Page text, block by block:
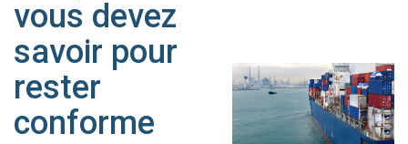
vous devez
savoir pour
rester
conforme